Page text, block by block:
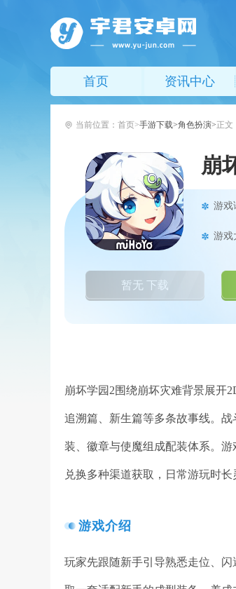
首页 资讯中心
当前位置： 首页 手游下载 角色扮演 正文
崩
游戏
游戏
暂无 下载
崩坏学园2围绕崩坏灾难背景展开
追溯篇、新生篇等多条故事线。
装、徽章与使魔组成配装体系。
兑换多种渠道获取，日常游玩时
游戏介绍
玩家先跟随新手引导熟悉走位、